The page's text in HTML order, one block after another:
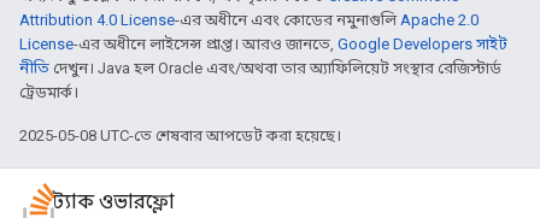
Attribution 4.0 License-এর অধীনে এবং কোডের নমুনাগুলিApache 2.0
License-এর অধীনে লাইসেন্স প্রাপ্ত। আরও জানতে, Google Developers সাইট
নীতি দেখুন। Java হল Oracle এবং/অথবা তার অ্যাফিলিয়েট সংস্থার রেজিস্টার্ড
ট্রেডমার্ক।
2025-05-08 UTC-তে শেষবার আপডেট করা হয়েছে।
স্ট্যাক ওভারফ্লো